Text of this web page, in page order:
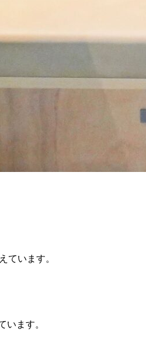
ています。
います。